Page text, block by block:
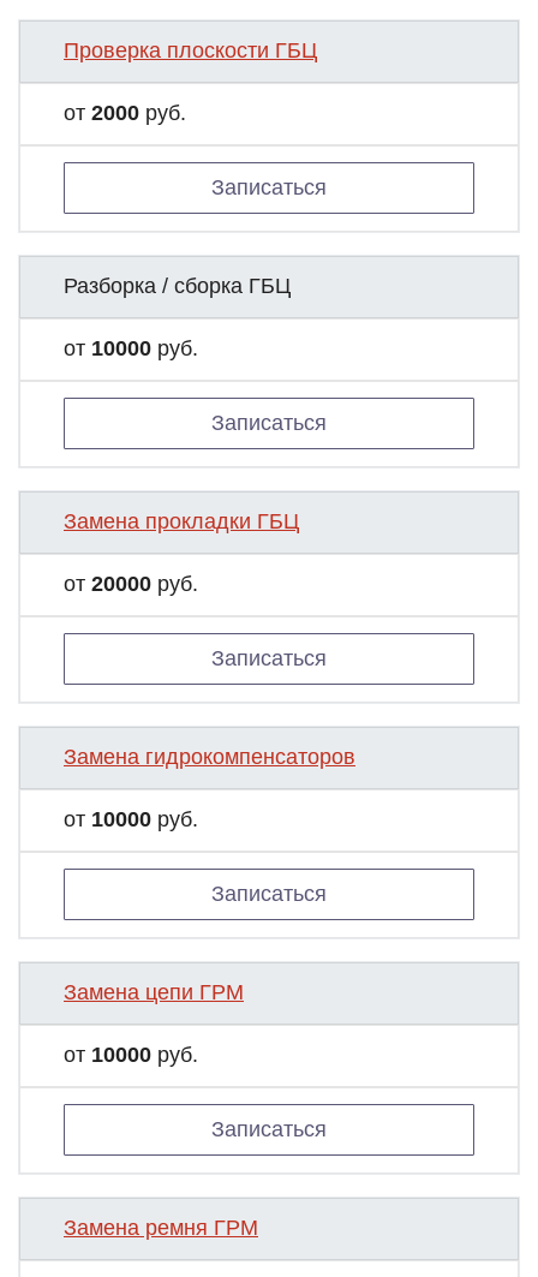
Проверка плоскости ГБЦ
от 2000 руб.
Записаться
Разборка / сборка ГБЦ
от 10000 руб.
Записаться
Замена прокладки ГБЦ
от 20000 руб.
Записаться
Замена гидрокомпенсаторов
от 10000 руб.
Записаться
Замена цепи ГРМ
от 10000 руб.
Записаться
Замена ремня ГРМ